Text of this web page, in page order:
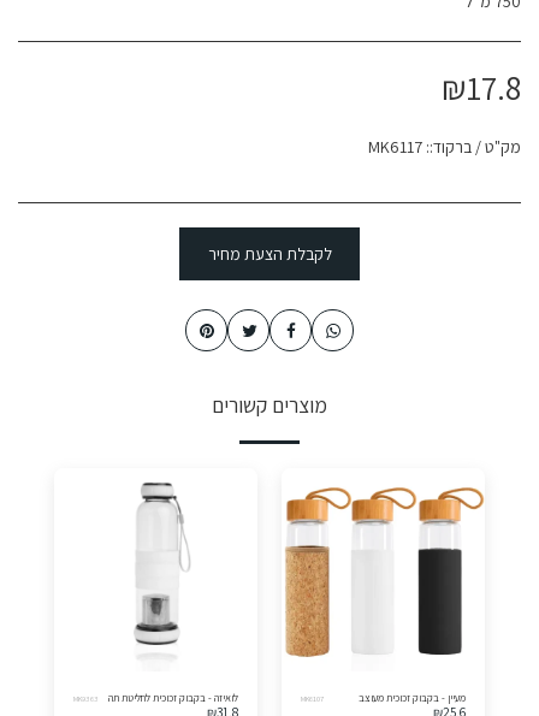
₪17.8
מק"ט / ברקוד:: MK6117
לקבלת הצעת מחיר
מוצרים קשורים
מעיין - בקבוק זכוכית מעוצב MK6107
₪25.6
לואיזה - בקבוק זכוכית לחליטת תה MK9363
₪31.8